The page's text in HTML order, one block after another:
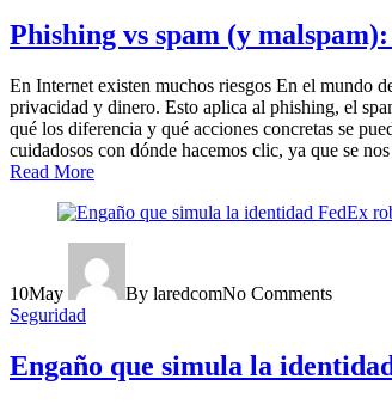
Phishing vs spam (y
En Internet existen muchos riesgos En el mundo
privacidad y dinero. Esto aplica al phishing, el
qué los diferencia y qué acciones concretas se
cuidadosos con dónde hacemos clic, ya que se
Read More
10May By laredcomNo Comments
Seguridad
Engaño que simula la